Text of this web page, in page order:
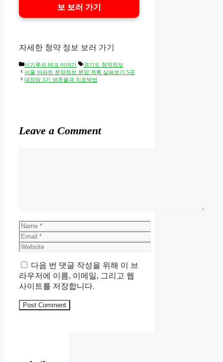
보 보러 가기
자세한 청약 정보 보러 가기
Categories
신기루의 테크 이야기 Tags
경기도 청약정보
서울 아파트 분양정보 분양 계획 살펴보기 5곳
대장암 3기 생존율과 치료방법
Leave a Comment
Name
Email
Website
다음 번 댓글 작성을 위해 이 브
라우저에 이름, 이메일, 그리고 웹
사이트를 저장합니다.